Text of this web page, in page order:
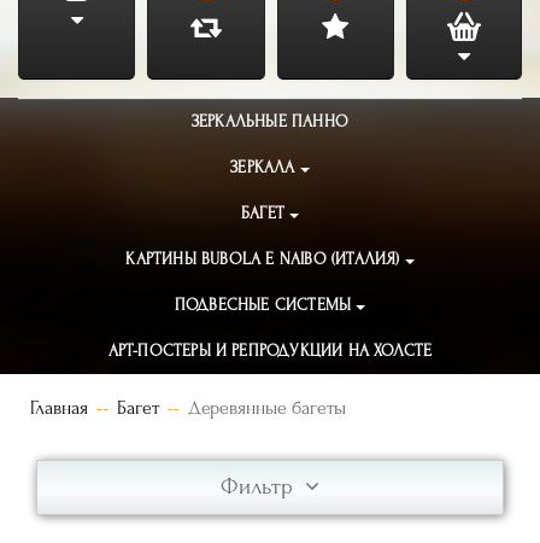
ЗЕРКАЛЬНЫЕ ПАННО
ЗЕРКАЛА
БАГЕТ
КАРТИНЫ BUBOLA E NAIBO (ИТАЛИЯ)
ПОДВЕСНЫЕ СИСТЕМЫ
АРТ-ПОСТЕРЫ И РЕПРОДУКЦИИ НА ХОЛСТЕ
Главная Багет Деревянные багеты
Фильтр